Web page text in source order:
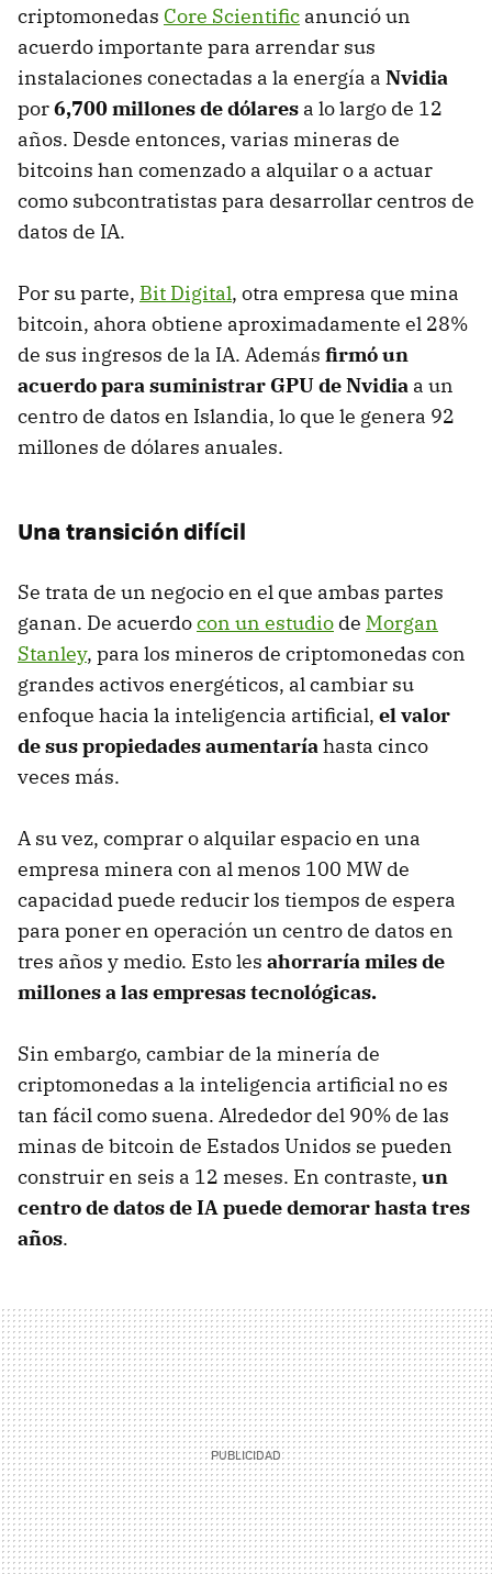
criptomonedas Core Scientific anunció un
acuerdo importante para arrendar sus
instalaciones conectadas a la energía a Nvidia
por6,700 millones de dólares a lo largo de 12
años. Desde entonces, varias mineras de
bitcoins han comenzado a alquilar o a actuar
como subcontratistas para desarrollar centros de
datos de IA.
Por su parte, Bit Digital, otra empresa que mina
bitcoin, ahora obtiene aproximadamente el 28%
de sus ingresos de la IA. Además firmó un
acuerdo para suministrar GPU de Nvidia a un
centro de datos en Islandia, lo que le genera 92
millones de dólares anuales.
Una transición difícil
Se trata de un negocio en el que ambas partes
ganan. De acuerdocon un estudio de Morgan
Stanley, para los mineros de criptomonedas con
grandes activos energéticos, al cambiar su
enfoque hacia la inteligencia artificial, el valor
de sus propiedades aumentaríahasta cinco
veces más.
A su vez, comprar o alquilar espacio en una
empresa minera con al menos 100 MW de
capacidad puede reducir los tiempos de espera
para poner en operación un centro de datos en
tres años y medio. Esto les ahorraría miles de
millones a las empresas tecnológicas.
Sin embargo, cambiar de la minería de
criptomonedas a la inteligencia artificial no es
tan fácil como suena. Alrededor del 90% de las
minas de bitcoin de Estados Unidos se pueden
construir en seis a 12 meses. En contraste, un
centro de datos de IA puede demorar hasta tres
años.